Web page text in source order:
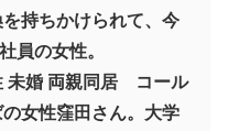
持ちかけられて、今
員の女性。
未婚 両親同居 コール
女性窪田さん。大学